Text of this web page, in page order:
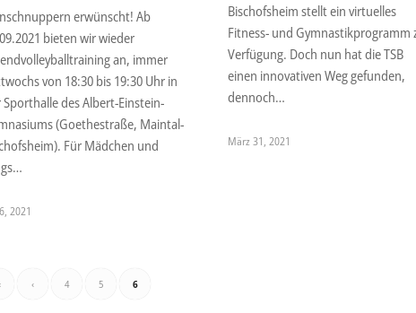
erwünscht! Ab
bieten wir wieder
an, immer
von 18:30 bis 19:30 Uhr in
Sporthalle des Albert-Einstein-
(Goethestraße, Maintal-
Für Mädchen und
2021
Bischofsheim stellt ein virtuelles
Fitness- und Gymnastikprogramm
Verfügung. Doch nun hat die TSB
einen innovativen Weg gefunden,
dennoch…
März 31, 2021
‹ 4 5 6